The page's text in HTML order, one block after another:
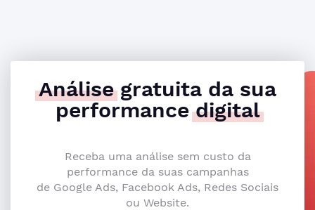
Análisegratuita da sua
performancedigital
Receba uma análise sem custo da
performance da suas campanhas
de Google Ads, Facebook Ads, Redes Sociais
ou Website.